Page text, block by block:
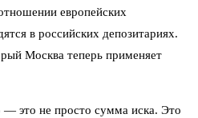
европейских
в российских депозитариях.
Москва теперь применяет
— это не просто сумма иска. Это